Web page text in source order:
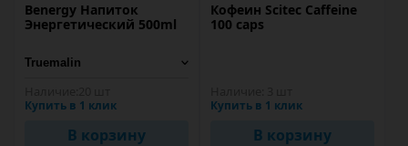
Benergy Напиток
Энергетический 500ml
Купить в 1 клик
В корзину
Кофеин Scitec Caffeine
100 caps
Купить в 1 клик
В корзину